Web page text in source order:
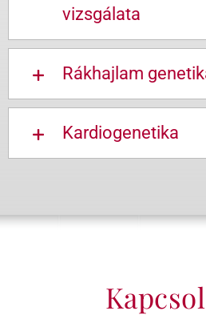
vizsgálata
Rákhajlam
Kardiogenetika